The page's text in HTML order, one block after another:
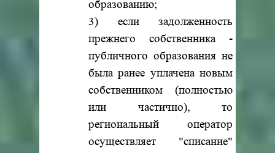
образованию;
3) если задолженность
прежнего собственника -
публичного образования не
была ранее уплачена новым
собственником (полностью
или частично), то
региональный оператор
осуществляет "списание"